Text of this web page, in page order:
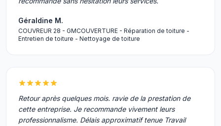
Géraldine M.
COUVREUR 28 - GMCOUVERTURE - Réparation de toiture -
Entretien de toiture - Nettoyage de toiture
Retour après quelques mois. ravie de la prestation de
cette entreprise. Je recommande vivement leurs
professionnalisme. Délais approximatif tenue Travail